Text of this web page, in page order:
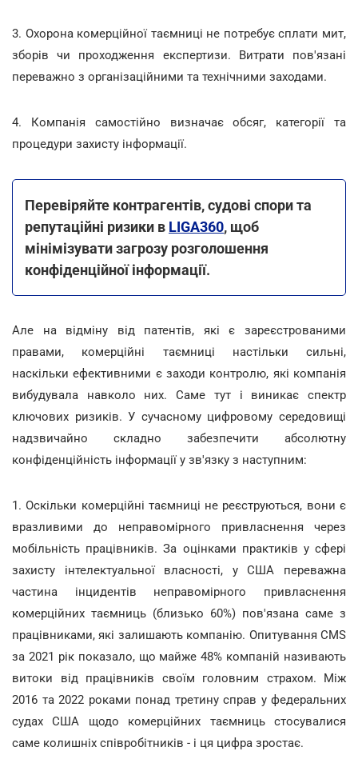
3. Охорона комерційної таємниці не потребує сплати мит,
зборів чи проходження експертизи. Витрати пов'язані
переважно з організаційними та технічними заходами.
4. Компанія самостійно визначає обсяг, категорії та
процедури захисту інформації.
Перевіряйте контрагентів, судові спори та
репутаційні ризики в LIGA360, щоб
мінімізувати загрозу розголошення
конфіденційної інформації.
Але на відміну від патентів, які є зареєстрованими
правами, комерційні таємниці настільки сильні,
наскільки ефективними є заходи контролю, які компанія
вибудувала навколо них. Саме тут і виникає спектр
ключових ризиків. У сучасному цифровому середовищі
надзвичайно складно забезпечити абсолютну
конфіденційність інформації у зв'язку з наступним:
1. Оскільки комерційні таємниці не реєструються, вони є
вразливими до неправомірного привласнення через
мобільність працівників. За оцінками практиків у сфері
захисту інтелектуальної власності, у США переважна
частина інцидентів неправомірного привласнення
комерційних таємниць (близько 60%) пов'язана саме з
працівниками, які залишають компанію. Опитування CMS
за 2021 рік показало, що майже 48% компаній називають
витоки від працівників своїм головним страхом. Між
2016 та 2022 роками понад третину справ у федеральних
судах США щодо комерційних таємниць стосувалися
саме колишніх співробітників - і ця цифра зростає.